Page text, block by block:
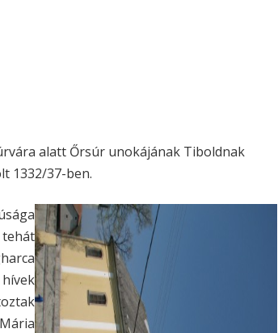
alatt Őrsúr unokájának Tiboldnak
1332/37-ben.